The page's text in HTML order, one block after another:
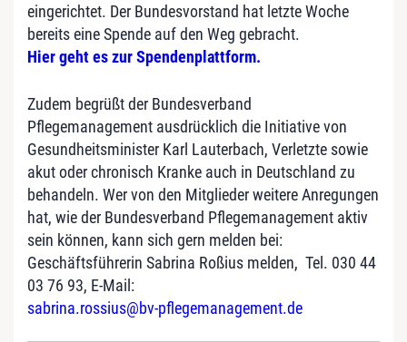
eingerichtet. Der Bundesvorstand hat letzte Woche
bereits eine Spende auf den Weg gebracht.
Hier geht es zur Spendenplattform.
Zudem begrüßt der Bundesverband
Pflegemanagement ausdrücklich die Initiative von
Gesundheitsminister Karl Lauterbach, Verletzte sowie
akut oder chronisch Kranke auch in Deutschland zu
behandeln. Wer von den Mitglieder weitere Anregungen
hat, wie der Bundesverband Pflegemanagement aktiv
sein können, kann sich gern melden bei:
Geschäftsführerin Sabrina Roßius melden, Tel. 030 44
03 76 93, E-Mail:
sabrina.rossius@bv-pflegemanagement.de